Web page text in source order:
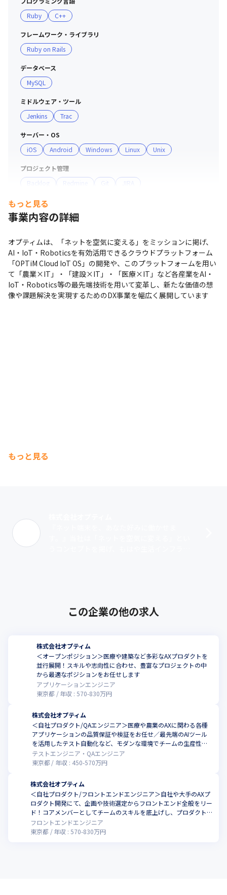
エンジニアの1日の流れをご紹介。
Ruby
C++
フレームワーク・ライブラリ
Ruby on Rails
データベース
MySQL
ミドルウェア・ツール
Jenkins
Trac
サーバー・OS
iOS
Android Windows Linux Unix
プロジェクト管理
Backlog
Redmine Git JIRA
その他
RESTful API
現場で選択可能（Windows/Mac）
もっと見る
事業内容の詳細
オプティムは、「ネットを空気に変える」をミッションに掲げ、
AI・IoT・Roboticsを有効活用できるクラウドプラットフォーム
「OPTiM Cloud IoT OS」の開発や、このプラットフォームを用い
て「農業×IT」・「建設×IT」・「医療×IT」など各産業をAI・
IoT・Robotics等の最先端技術を用いて変革し、新たな価値の想
像や課題解決を実現するためのDX事業を幅広く展開しています
もっと見る
この企業の他の求人
株式会社オプティム
＜オープンポジション＞医療や建築など多彩なAXプロダクトを
並行展開！スキルや志向性に合わせ、豊富なプロジェクトの中
から最適なポジションをお任せします
アプリケーションエンジニア
東京都
年収 :570-830万円
株式会社オプティム
＜自社プロダクト/QAエンジニア＞医療や農業のAXに関わる各種
アプリケーションの品質保証や検証をお任せ／最先端のAIツール
を活用したテスト自動化など、モダンな環境でチームの生産性を
ともに高めませんか
テストエンジニア・QAエンジニア
東京都
年収 : 450-570万円
株式会社オプティム
＜自社プロダクト/フロントエンドエンジニア＞自社や大手のAXプ
ロダクト開発にて、企画や技術選定からフロントエンド全般をリー
ド！コアメンバーとしてチームのスキルを底上げし、プロダクト
を進化させる役割をお任せします
フロントエンドエンジニア
東京都
年収 :570-830万円